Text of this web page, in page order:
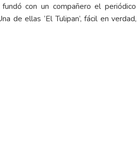
con un compañero el periódico
de ellas ‘El Tulipan’, fácil en